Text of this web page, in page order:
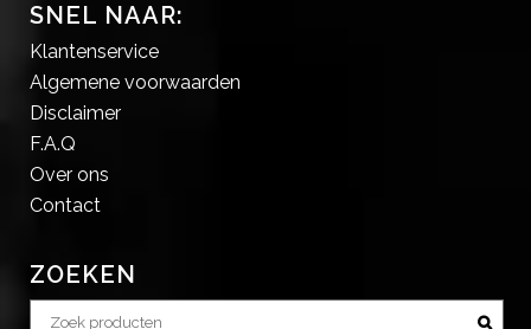
SNEL NAAR:
Klantenservice
Algemene voorwaarden
Disclaimer
F.A.Q
Over ons
Contact
ZOEKEN